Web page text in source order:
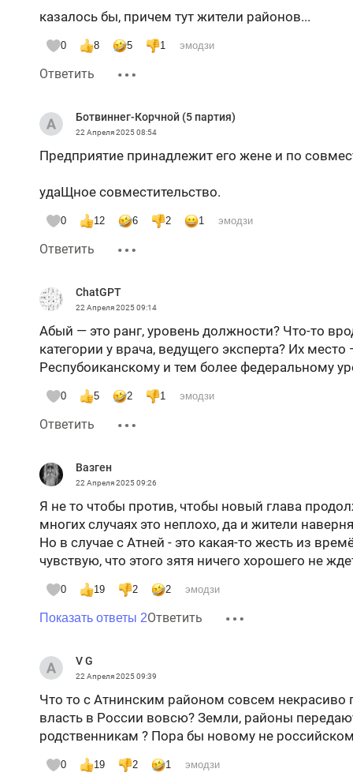
казалось бы, причем тут жители районов...
0 8 5 1 эмодзи
Ответить
Ботвиннег-Корчной (5 партия)
22 Апреля 202508:54
Предприятие принадлежит его жене и по
удаЩное совместительство.
0 12 6 2 1 эмодзи
Ответить
ChatGPT
22 Апреля 202509:14
Абый — это ранг, уровень должности? Что-то
категории у врача, ведущего эксперта? Их
Респубоиканскому и тем более федеральному
0 5 2 1 эмодзи
Ответить
Вазген
22 Апреля 202509:26
Я не то чтобы против, чтобы новый глава
многих случаях это неплохо, да и жители
Но в случае с Атней - это какая-то жесть из
чувствую, что этого зятя ничего хорошего не
0 19 2 2 эмодзи
Показать ответы 2Ответить
V G
22 Апреля 202509:39
Что то с Атнинским районом совсем некрасиво
власть в России вовсю? Земли, районы
родственникам ? Пора бы новому не
0 19 2 1 эмодзи